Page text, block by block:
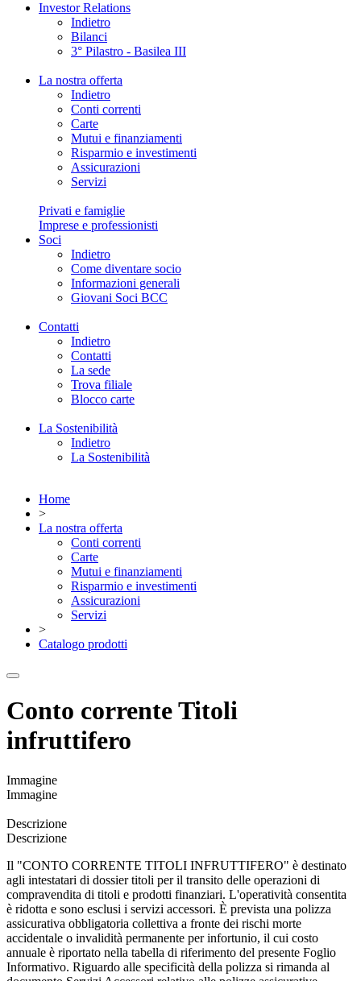
Investor Relations
Indietro
Bilanci
3° Pilastro - Basilea III
La nostra offerta
Indietro
Conti correnti
Carte
Mutui e finanziamenti
Risparmio e investimenti
Assicurazioni
Servizi
Privati e famiglie
Imprese e professionisti
Soci
Indietro
Come diventare socio
Informazioni generali
Giovani Soci BCC
Contatti
Indietro
Contatti
La sede
Trova filiale
Blocco carte
La Sostenibilità
Indietro
La Sostenibilità
Home
>
La nostra offerta
Conti correnti
Carte
Mutui e finanziamenti
Risparmio e investimenti
Assicurazioni
Servizi
>
Catalogo prodotti
Conto corrente Titoli
infruttifero
Immagine
Immagine
Descrizione
Descrizione
Il "CONTO CORRENTE TITOLI INFRUTTIFERO" è destinato
agli intestatari di dossier titoli per il transito delle operazioni di
compravendita di titoli e prodotti finanziari. L'operatività consentita
è ridotta e sono esclusi i servizi accessori. È prevista una polizza
assicurativa obbligatoria collettiva a fronte dei rischi morte
accidentale o invalidità permanente per infortunio, il cui costo
annuale è riportato nella tabella di riferimento del presente Foglio
Informativo. Riguardo alle specificità della polizza si rimanda al